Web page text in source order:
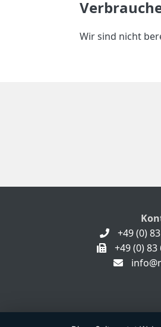
Wir sind nicht
+49 (0)
+49 (0)